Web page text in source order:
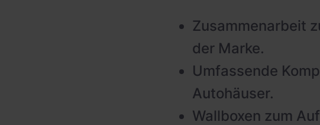
Zusammenarbeit
der Marke.
Umfassende
Autohäuser.
Wallboxen zum